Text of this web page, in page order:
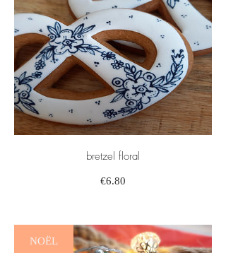
bretzel floral
€6.80
NOËL